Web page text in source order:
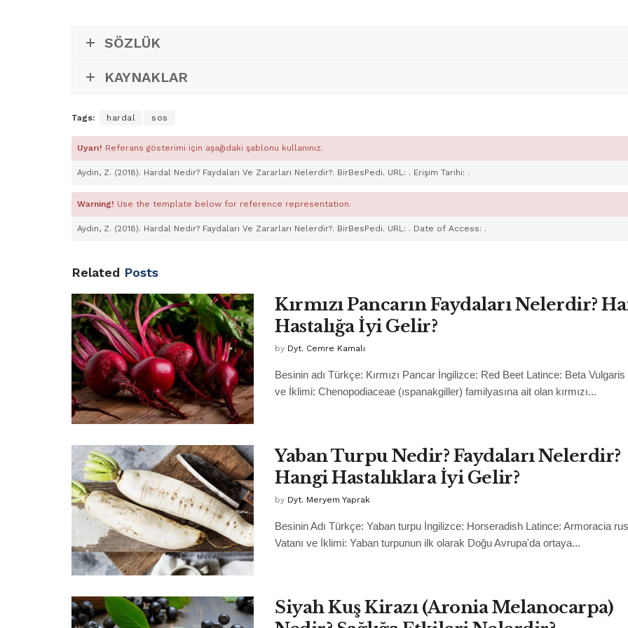
SÖZLÜK
KAYNAKLAR
Tags: hardal sos
Uyarı! Referans gösterimi için aşağıdaki şablonu kullanınız.
Aydın, Z. (2018). Hardal Nedir? Faydaları Ve Zararları Nelerdir?. BirBesPedi. URL: . Erişim Tarihi: .
Warning! Use the template below for reference representation.
Aydın, Z. (2018). Hardal Nedir? Faydaları Ve Zararları Nelerdir?. BirBesPedi. URL: . Date of Access: .
Related Posts
Kırmızı Pancarın Faydaları Nelerdir?
Hastalığa İyi Gelir?
by Dyt. Cemre Kamalı
Besinin adı Türkçe: Kırmızı Pancar İngilizce: Red Beet Latince: Beta Vulgaris
ve İklimi: Chenopodiaceae (ıspanakgiller) familyasına ait olan kırmızı...
Yaban Turpu Nedir? Faydaları Nelerdir?
Hangi Hastalıklara İyi Gelir?
by Dyt. Meryem Yaprak
Besinin Adı Türkçe: Yaban turpu İngilizce: Horseradish Latince: Armoracia
Vatanı ve İklimi: Yaban turpunun ilk olarak Doğu Avrupa'da ortaya...
Siyah Kuş Kirazı (Aronia Melanocarpa)